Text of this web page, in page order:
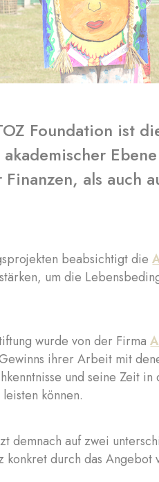
Foundation ist
Finanzen, als auch
beabsichtigt die
um die
wurde von der Firma
ihrer Arbeit mit
und seine Zeit
können.
demnach auf zwei
konkret durch das